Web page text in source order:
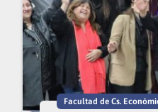
Facultad de Cs.